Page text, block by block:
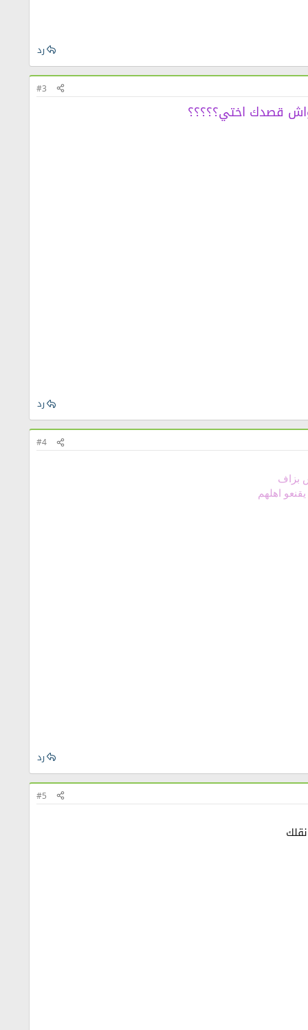
رد
#3
قصدك اختي؟؟؟؟؟
رد
#4
بزاف
اهلهم
رد
#5